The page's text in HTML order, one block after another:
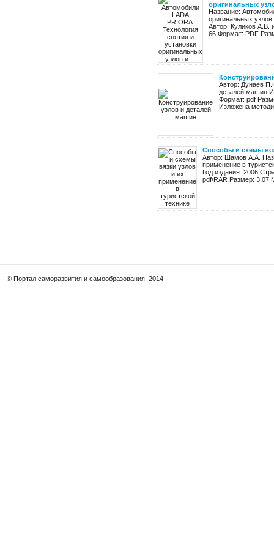
оригинальных
Название:
оригинальных узлов
Автор: Куликов А.В.
66 Формат: PDF
Автор: Дунаев
деталей машин
Формат: pdf
Изложена
Способы и схемы
Автор: Шамов А.А.
применение в
Год издания: 2006
pdf/RAR Размер: 3,07
© Портал саморазвития и самообразования, 2014